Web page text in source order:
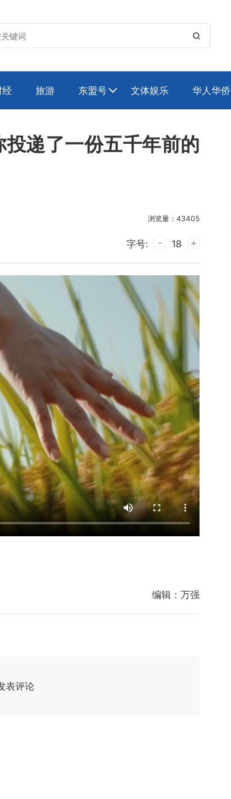

经 旅游 东盟号 文体娱乐 华人华侨
递了一份五千年前的
浏览量：43405
字号: - 18 +
编辑： 万强
表评论